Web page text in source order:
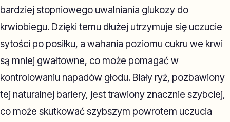
bardziej stopniowego uwalniania glukozy do
krwiobiegu. Dzięki temu dłużej utrzymuje się uczucie
sytości po posiłku, a wahania poziomu cukru we krwi
są mniej gwałtowne, co może pomagać w
kontrolowaniu napadów głodu. Biały ryż, pozbawiony
tej naturalnej bariery, jest trawiony znacznie szybciej,
co może skutkować szybszym powrotem uczucia